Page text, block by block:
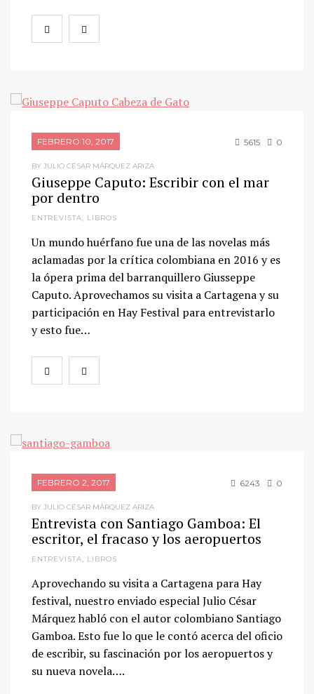
FEBRERO 10, 2017 5615 0
BY JULIO CÉSAR MÁRQUEZ ARIZA
Giuseppe Caputo: Escribir con el mar
por dentro
ENTREVISTA LIBROS
Un mundo huérfano fue una de las novelas más
aclamadas por la crítica colombiana en 2016 y es
la ópera prima del barranquillero Giusseppe
Caputo. Aprovechamos su visita a Cartagena y su
participación en Hay Festival para entrevistarlo
y esto fue…
FEBRERO 2, 2017 6243 0
BY JULIO CÉSAR MÁRQUEZ ARIZA
Entrevista con Santiago Gamboa: El
escritor, el fracaso y los aeropuertos
ENTREVISTA, LIBROS
Aprovechando su visita a Cartagena para Hay
festival, nuestro enviado especial Julio César
Márquez habló con el autor colombiano Santiago
Gamboa. Esto fue lo que le contó acerca del oficio
de escribir, su fascinación por los aeropuertos y
su nueva novela….